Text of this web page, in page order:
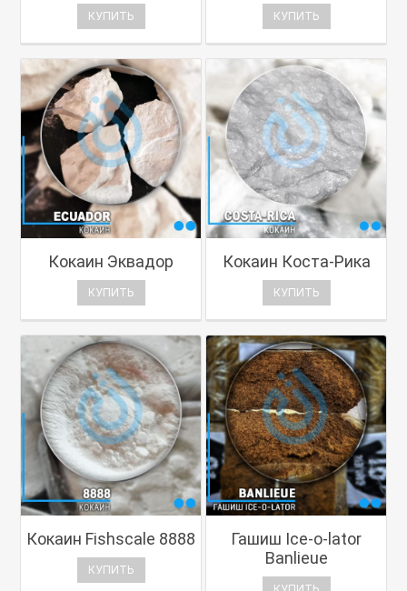
КУПИТЬ КУПИТЬ
Кокаин Эквадор
КУПИТЬ
Кокаин Коста-Рика
КУПИТЬ
Кокаин Fishscale 8888
КУПИТЬ
Гашиш Ice-o-lator
Banlieue